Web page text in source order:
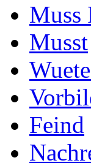
Muss
Musst
Feind